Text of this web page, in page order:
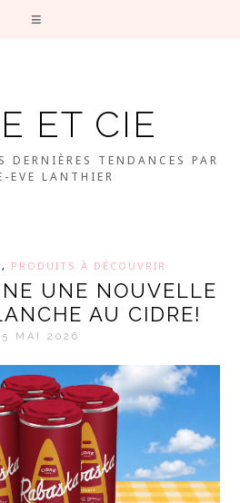
ET CIE
DERNIÈRES TENDANCES PAR
EVE LANTHIER
, PRODUITS À DÉCOUVRIR
UNE NOUVELLE
AU CIDRE!
MAI 2026